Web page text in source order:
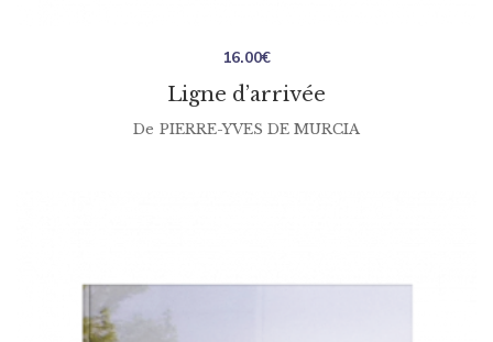
Ligne d’arrivée
16.00€
De PIERRE-YVES DE MURCIA